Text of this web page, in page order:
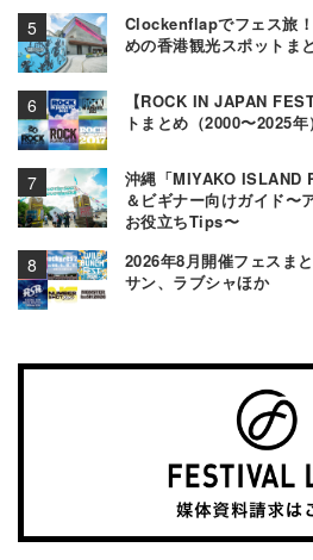
Clockenflapでフェス旅
めの香港観光スポットま
【ROCK IN JAPAN
トまとめ（2000〜2025年）
沖縄「MIYAKO ISLAND
＆ビギナー向けガイド〜
お役立ちTips〜
2026年8月開催フェスま
サン、ラブシャほか